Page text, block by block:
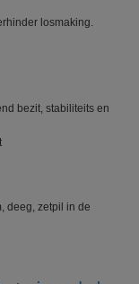
losmaking.
bezit, stabiliteits en
deeg, zetpil in de